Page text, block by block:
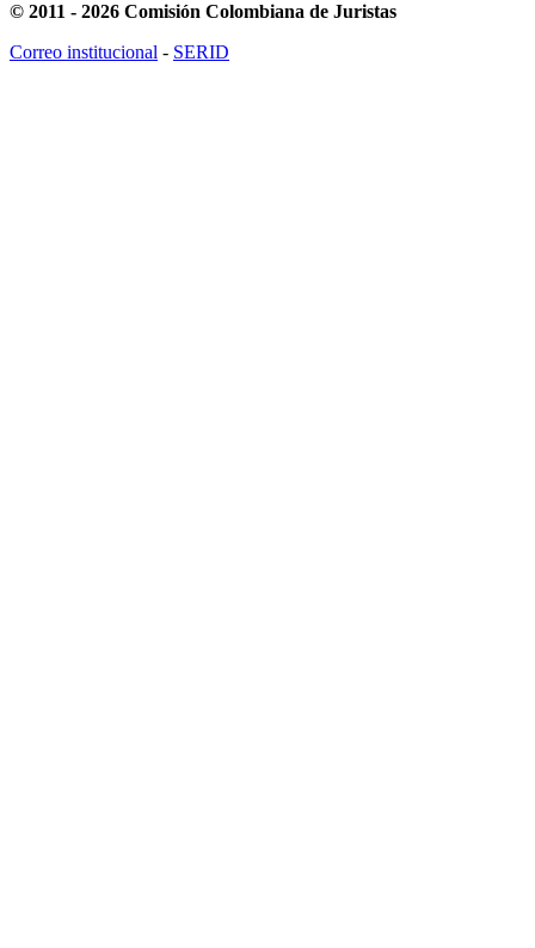
© 2011 - 2026 Comisión Colombiana de Juristas
Correo institucional - SERID